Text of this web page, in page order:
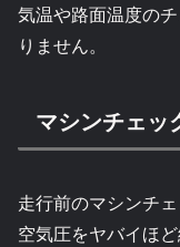
気温や路面温度の
りません。
マシンチェッ
走行前のマシンチ
空気圧をヤバイほど